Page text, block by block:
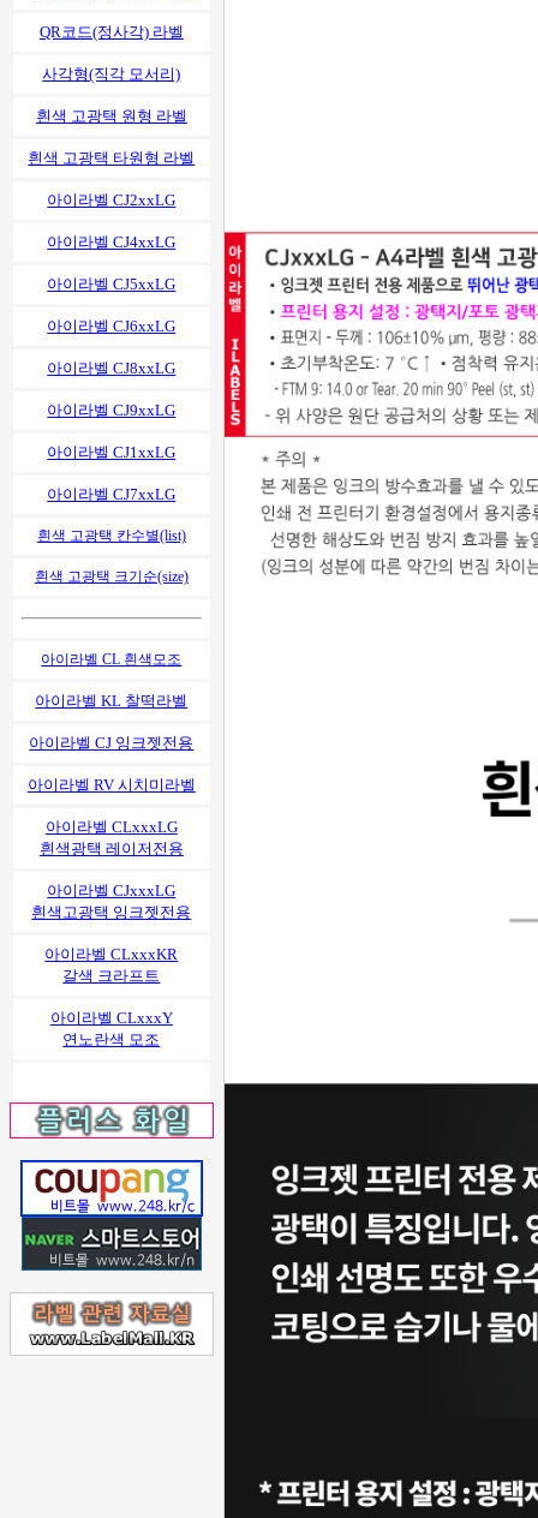
QR코드(정사각) 라벨
사각형(직각 모서리)
흰색 고광택 원형 라벨
흰색 고광택 타원형 라벨
아이라벨 CJ2xxLG
아이라벨 CJ4xxLG
아이라벨 CJ5xxLG
아이라벨 CJ6xxLG
아이라벨 CJ8xxLG
아이라벨 CJ9xxLG
아이라벨 CJ1xxLG
아이라벨 CJ7xxLG
흰색 고광택 칸수별(list)
흰색 고광택 크기순(size)
아이라벨 CL 흰색모조
아이라벨 KL 찰떡라벨
아이라벨 CJ 잉크젯전용
아이라벨 RV 시치미라벨
아이라벨 CLxxxLG
흰색광택 레이저전용
아이라벨 CJxxxLG
흰색고광택 잉크젯전용
아이라벨 CLxxxKR
갈색 크라프트
아이라벨 CLxxxY
연노란색 모조